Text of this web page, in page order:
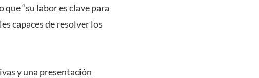
“su labor es clave para
capaces de resolver los
y una presentación